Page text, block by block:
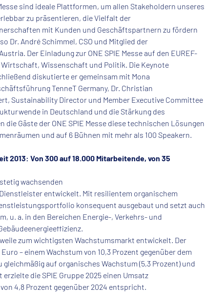
sind ideale Plattformen, um allen Stakeholdern unseres
zu präsentieren, die Vielfalt der
mit Kunden und Geschäftspartnern zu fördern
Dr. André Schimmel, CSO und Mitglied der
Der Einladung zur ONE SPIE Messe auf den EUREF-
Wissenschaft und Politik. Die Keynote
diskutierte er gemeinsam mit Mona
TenneT Germany, Dr. Christian
Sustainability Director und Member Executive Committee
in Deutschland und die Stärkung des
Gäste der ONE SPIE Messe diese technischen Lösungen
und auf 6 Bühnen mit mehr als 100 Speakern.
2013: Von 300 auf 18.000 Mitarbeitende, von 35
wachsenden
entwickelt. Mit resilientem organischem
konsequent ausgebaut und setzt auch
u. a. in den Bereichen Energie-, Verkehrs- und
zum wichtigsten Wachstumsmarkt entwickelt. Der
– einem Wachstum von 10,3 Prozent gegenüber dem
auf organisches Wachstum (5,3 Prozent) und
die SPIE Gruppe 2025 einen Umsatz
4,8 Prozent gegenüber 2024 entspricht.